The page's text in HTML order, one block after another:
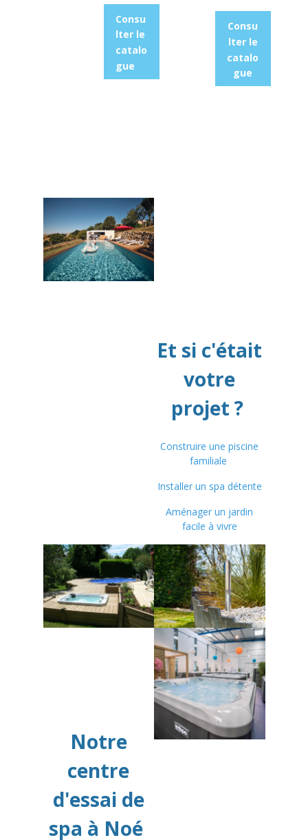
Consu
lter le
catalo
gue
Consu
lter le
catalo
gue
Et si c'était
votre
projet ?
Construire une piscine
familiale
Installer un spa détente
Aménager un jardin
facile à vivre
Notre
centre
d'essai de
spa à Noé